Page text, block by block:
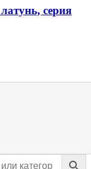
серия